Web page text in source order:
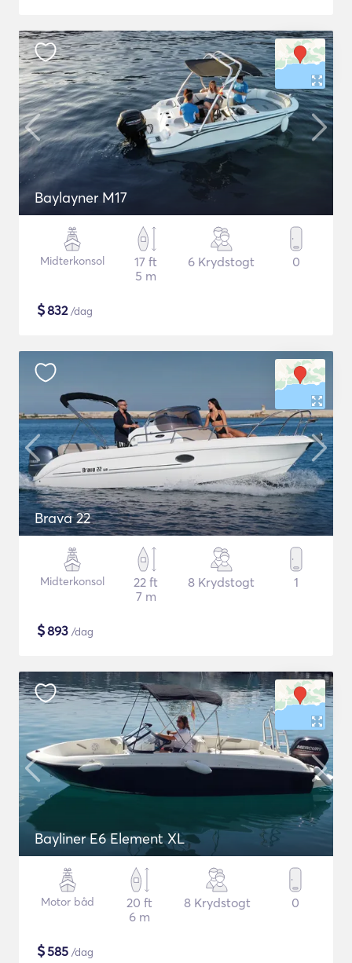
Baylayner M17
Midterkonsol
17 ft
5 m
6 Krydstogt 0
$832/dag
Brava 22
Midterkonsol
22 ft
7 m
8 Krydstogt 1
$893 /dag
Bayliner E6 Element XL
Motor båd
20 ft
6 m
8 Krydstogt 0
$585 /dag